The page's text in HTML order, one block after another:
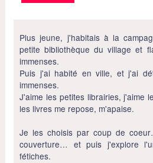
Plus jeune, j'habitais à la
petite bibliothèque du village et
immenses.
Puis j'ai habité en ville, et j'ai
immenses.
J'aime les petites librairies, j'aime
les livres me repose, m'apaise.
Je les choisis par coup de
couverture… et puis j'explore
fétiches.